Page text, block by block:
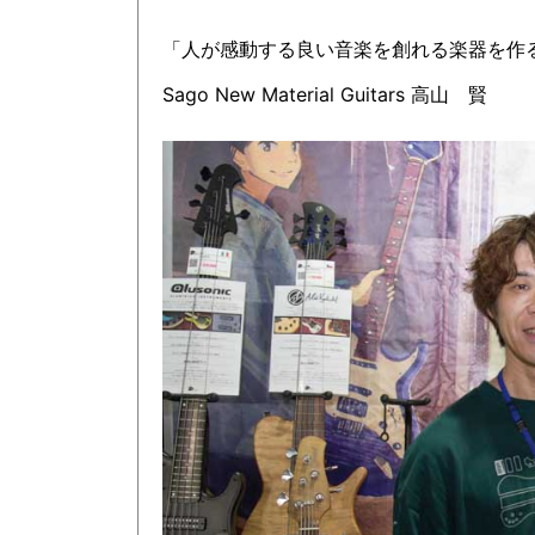
「人が感動する良い音楽を創れる楽器を作
Sago New Material Guitars 高山 賢